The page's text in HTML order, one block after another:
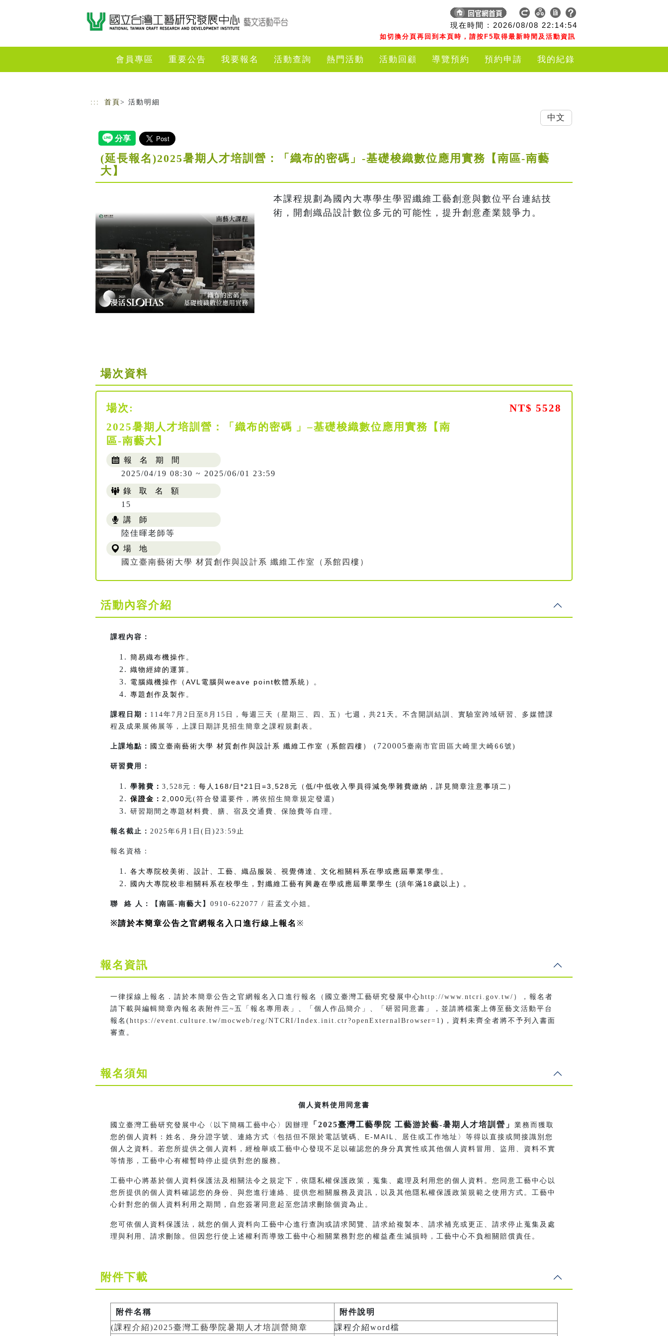
現在時間 : 2026/08/08 22:14:54
如切換分頁再回到本頁時，請按F5取得最新時間及活動資訊
會員專區 重要公告 我要報名 活動查詢 熱門活動 活動回顧 導覽預約 預約申請 我的紀錄
::: 首頁 > 活動明細
(延長報名)2025暑期人才培訓營：「織布的密碼」-基礎梭織數位應用實務【南區-南藝
大】
本課程規劃為國內大專學生學習纖維工藝創意與數位平台連結技
術，開創織品設計數位多元的可能性，提升創意產業競爭力。
場次資料
場次:
2025暑期人才培訓營：「織布的密碼 」–基礎梭織數位應用實務【南
區-南藝大】
NT$ 5528
報 名 期 間
2025/04/19 08:30 ~ 2025/06/01 23:59
錄 取 名 額
15
講 師
陸佳暉老師等
場 地
國立臺南藝術大學 材質創作與設計系 纖維工作室（系館四樓）
活動內容介紹
課程內容：
簡易織布機操作 。
織物經緯的運算 。
電腦織機操作（AVL電腦與weave point軟體系統） 。
專題創作及製作 。
課程日期： 114年7月2日至8月15日， 每週三天（星期三、四、五）七週，共21天 。 不含開訓結訓、實驗室跨域研習、多媒體課
程及成果展佈展等， 上課日期詳見招生簡章之課程規劃表。
上課地點： 國立臺南藝術大學 材質創作與設計系 纖維工作室（系館四樓） ( 720005臺南市官田區大崎里大崎66號)
研習費用：
學雜費 ： 3,528元： 每人168/日*21日=3,528元（低/中低收入學員得減免學雜費繳納，詳見簡章注意事項二）
保證金： 2,000元(符合發還要件，將依招生簡章規定發還)
研習期間之專題材料費、膳、宿及交通費、保險費等自理。
報名截止： 2025年6月1日(日)23:59止
報名資格：
各大專院校美術、設計、工藝、織品服裝、視覺傳達、文化相關科系在學或應屆畢業學生。
國內大專院校非相關科系在校學生，對纖維工藝有興趣在學或應屆畢業學生 (須年滿18歲以上) 。
聯 絡 人：【南區-南藝大】 0910-622077 / 莊孟文小姐。
※請於本簡章公告之官網報名入口進行線上報名 ※
報名資訊
一律採線上報名．請於本簡章公告之官網報名入口進行報名（國立臺灣工藝研究發展中心http://www.ntcri.gov.tw/ ），報名者
請下載與編輯簡章內報名表附件三~五「報名專用表」、「個人作品簡介」、「研習同意書」，並請將檔案上傳至藝文活動平台
報名(https://event.culture.tw/mocweb/reg/NTCRI/Index.init.ctr?openExternalBrowser=1 )，資料未齊全者將不予列入書面
審查。
報名須知
個人資料使用同意書
國立臺灣工藝研究發展中心〈以下簡稱工藝中心〉因辦理 「2025臺灣工藝學院 工藝游於藝-暑期人才培訓營」 業務而獲取
您的個人資料：姓名、身分證字號、連絡方式〈包括但不限於電話號碼、E-MAIL、居住或工作地址〉等得以直接或間接識別您
個人之資料。若您所提供之個人資料，經檢舉或工藝中心發現不足以確認您的身分真實性或其他個人資料冒用、盜用、資料不實
等情形，工藝中心有權暫時停止提供對您的服務。
工藝中心將基於個人資料保護法及相關法令之規定下，依隱私權保護政策，蒐集、處理及利用您的個人資料。您同意工藝中心以
您所提供的個人資料確認您的身份、與您進行連絡、提供您相關服務及資訊，以及其他隱私權保護政策規範之使用方式。工藝中
心針對您的個人資料利用之期間，自您簽署同意起至您請求刪除個資為止。
您可依個人資料保護法，就您的個人資料向工藝中心進行查詢或請求閱覽、請求給複製本、請求補充或更正、請求停止蒐集及處
理與利用、請求刪除。但因您行使上述權利而導致工藝中心相關業務對您的權益產生減損時，工藝中心不負相關賠償責任。
附件下載
附件名稱
附件說明
(課程介紹)2025臺灣工藝學院暑期人才培訓營簡章
課程介紹word檔